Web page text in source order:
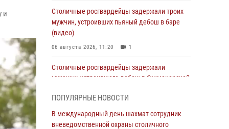
и
Столичные росгвардейцы задержали троих
мужчин, устроивших пьяный дебош в баре
(видео)
06 августа 2026, 11:20 1
Столичные росгвардейцы задержали
мужчину, устроившего дебош в букмекерской
Делегация МВД Республики Беларусь
ПОПУЛЯРНЫЕ НОВОСТИ
В международный день шахмат сотрудник
вневедомственной охраны столичного